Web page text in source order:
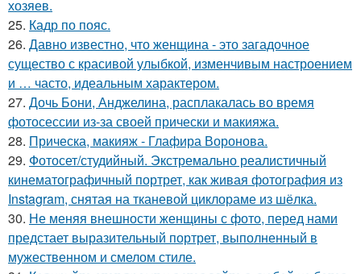
хозяев.
25. Кадр по пояс.
26. Давно известно, что женщина - это загадочное
существо с красивой улыбкой, изменчивым настроением
и … часто, идеальным характером.
27. Дочь Бони, Анджелина, расплакалась во время
фотосессии из-за своей прически и макияжа.
28. Прическа, макияж - Глафира Воронова.
29. Фотосет/студийный. Экстремально реалистичный
кинематографичный портрет, как живая фотография из
Instagram, снятая на тканевой циклораме из шёлка.
30. Не меняя внешности женщины с фото, перед нами
предстает выразительный портрет, выполненный в
мужественном и смелом стиле.